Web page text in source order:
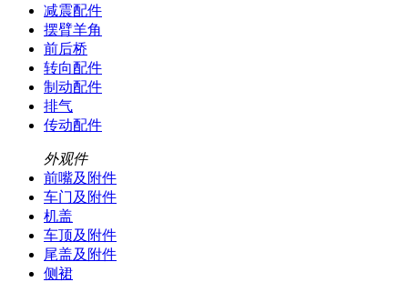
减震配件
摆臂羊角
前后桥
转向配件
制动配件
排气
传动配件
外观件
前嘴及附件
车门及附件
机盖
车顶及附件
尾盖及附件
侧裙